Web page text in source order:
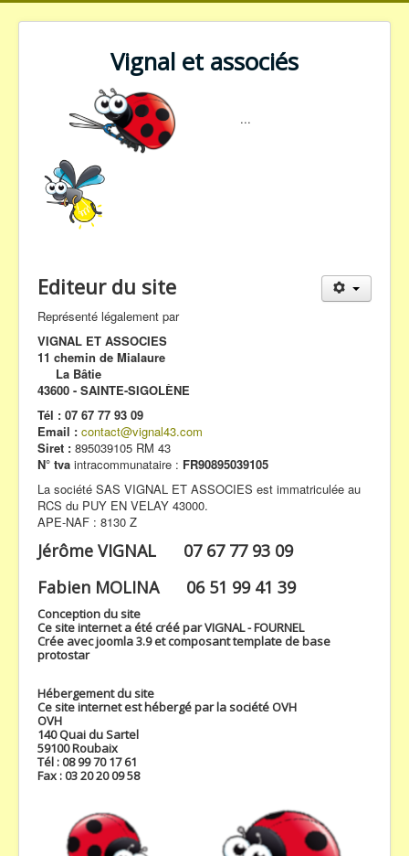
Vignal et associés
...
Editeur du site
Représenté légalement par
VIGNAL ET ASSOCIES
11 chemin de Mialaure
La Bâtie
43600 - SAINTE-SIGOLÈNE
Tél : 07 67 77 93 09
Email : contact@vignal43.com
Siret : 895039105 RM 43
N° tva intracommunataire : FR90895039105
La société SAS VIGNAL ET ASSOCIES est immatriculée au
RCS du PUY EN VELAY 43000.
APE-NAF : 8130 Z
Jérôme VIGNAL 07 67 77 93 09
Fabien MOLINA 06 51 99 41 39
Conception du site
Ce site internet a été créé par VIGNAL - FOURNEL
Crée avec joomla 3.9 et composant template de base
protostar
Hébergement du site
Ce site internet est hébergé par la société OVH
OVH
140 Quai du Sartel
59100 Roubaix
Tél : 08 99 70 17 61
Fax : 03 20 20 09 58